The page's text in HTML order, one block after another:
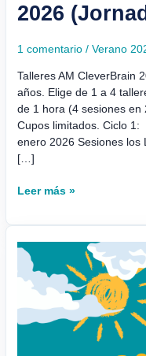
2026
1 comentario /Verano
Talleres AM CleverBrain
años. Elige de 1 a 4
de 1 hora (4 sesiones en
Cupos limitados. Ciclo
enero 2026 Sesiones los
[…]
Leer más »
Academia
Verano
CleverBrain